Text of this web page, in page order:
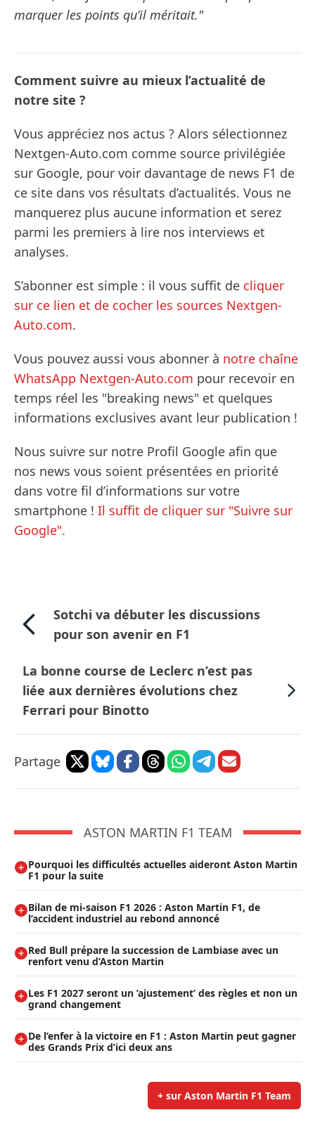
marquer les points qu’il méritait."
Comment suivre au mieux l’actualité de
notre site ?
Vous appréciez nos actus ? Alors sélectionnez
Nextgen-Auto.com comme source privilégiée
sur Google, pour voir davantage de news F1 de
ce site dans vos résultats d’actualités. Vous ne
manquerez plus aucune information et serez
parmi les premiers à lire nos interviews et
analyses.
S’abonner est simple : il vous suffit de cliquer
sur ce lien et de cocher les sources Nextgen-
Auto.com.
Vous pouvez aussi vous abonner à notre chaîne
WhatsApp Nextgen-Auto.com pour recevoir en
temps réel les "breaking news" et quelques
informations exclusives avant leur publication !
Nous suivre sur notre Profil Google afin que
nos news vous soient présentées en priorité
dans votre fil d’informations sur votre
smartphone ! Il suffit de cliquer sur "Suivre sur
Google".
Sotchi va débuter les discussions
pour son avenir en F1
La bonne course de Leclerc n’est pas
liée aux dernières évolutions chez
Ferrari pour Binotto
Partage
ASTON MARTIN F1 TEAM
Pourquoi les difficultés actuelles aideront Aston Martin
F1 pour la suite
Bilan de mi-saison F1 2026 : Aston Martin F1, de
l’accident industriel au rebond annoncé
Red Bull prépare la succession de Lambiase avec un
renfort venu d’Aston Martin
Les F1 2027 seront un ’ajustement’ des règles et non un
grand changement
De l’enfer à la victoire en F1 : Aston Martin peut gagner
des Grands Prix d’ici deux ans
+ sur Aston Martin F1 Team